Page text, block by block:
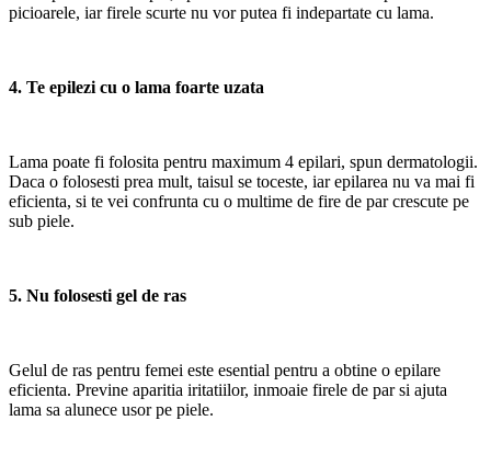
picioarele, iar firele scurte nu vor putea fi indepartate cu lama.
4. Te epilezi cu o lama foarte uzata
Lama poate fi folosita pentru maximum 4 epilari, spun dermatologii.
Daca o folosesti prea mult, taisul se toceste, iar epilarea nu va mai fi
eficienta, si te vei confrunta cu o multime de fire de par crescute pe
sub piele.
5. Nu folosesti gel de ras
Gelul de ras pentru femei este esential pentru a obtine o epilare
eficienta. Previne aparitia iritatiilor, inmoaie firele de par si ajuta
lama sa alunece usor pe piele.